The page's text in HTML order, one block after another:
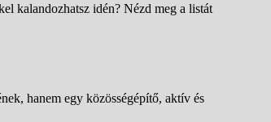
kalandozhatsz idén? Nézd meg a listát
hanem egy közösségépítő, aktív és